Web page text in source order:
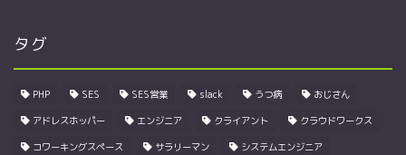
タグ
PHP SES SES営業 slack うつ病 おじさん
アドレスホッパー エンジニア クライアント クラウドワークス
コワーキングスペース サラリーマン システムエンジニア